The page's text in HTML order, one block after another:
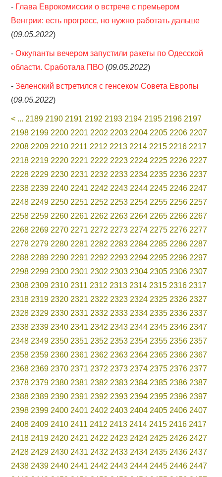
- Глава Еврокомиссии о встрече с премьером
Венгрии: есть прогресс, но нужно работать дальше
(09.05.2022)
-Оккупанты вечером запустили ракеты по Одесской
области. Сработала ПВО (09.05.2022)
-Зеленский встретился с генсеком Совета Европы
(09.05.2022)
< ... 2189 2190 2191 2192 2193 2194 2195 2196 2197
2198 2199 2200 2201 2202 2203 2204 2205 2206 2207
2208 2209 2210 2211 2212 2213 2214 2215 2216 2217
2218 2219 2220 2221 2222 2223 2224 2225 2226 2227
2228 2229 2230 2231 2232 2233 2234 2235 2236 2237
2238 2239 2240 2241 2242 2243 2244 2245 2246 2247
2248 2249 2250 2251 2252 2253 2254 2255 2256 2257
2258 2259 2260 2261 2262 2263 2264 2265 2266 2267
2268 2269 2270 2271 2272 2273 2274 2275 2276 2277
2278 2279 2280 2281 2282 2283 2284 2285 2286 2287
2288 2289 2290 2291 2292 2293 2294 2295 2296 2297
2298 2299 2300 2301 2302 2303 2304 2305 2306 2307
2308 2309 2310 2311 2312 2313 2314 2315 2316 2317
2318 2319 2320 2321 2322 2323 2324 2325 2326 2327
2328 2329 2330 2331 2332 2333 2334 2335 2336 2337
2338 2339 2340 2341 2342 2343 2344 2345 2346 2347
2348 2349 2350 2351 2352 2353 2354 2355 2356 2357
2358 2359 2360 2361 2362 2363 2364 2365 2366 2367
2368 2369 2370 2371 2372 2373 2374 2375 2376 2377
2378 2379 2380 2381 2382 2383 2384 2385 2386 2387
2388 2389 2390 2391 2392 2393 2394 2395 2396 2397
2398 2399 2400 2401 2402 2403 2404 2405 2406 2407
2408 2409 2410 2411 2412 2413 2414 2415 2416 2417
2418 2419 2420 2421 2422 2423 2424 2425 2426 2427
2428 2429 2430 2431 2432 2433 2434 2435 2436 2437
2438 2439 2440 2441 2442 2443 2444 2445 2446 2447